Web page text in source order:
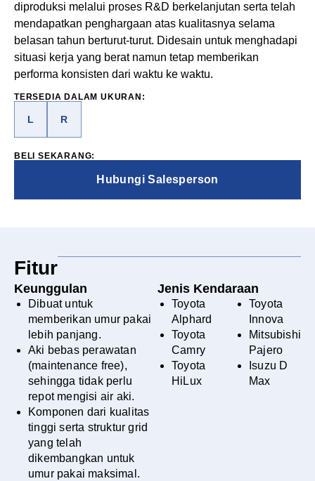
diproduksi melalui proses R&D berkelanjutan serta telah
mendapatkan penghargaan atas kualitasnya selama
belasan tahun berturut-turut. Didesain untuk menghadapi
situasi kerja yang berat namun tetap memberikan
performa konsisten dari waktu ke waktu.
TERSEDIA DALAM UKURAN:
L R
BELI SEKARANG:
Hubungi Salesperson
Fitur
Keunggulan
Dibuat untuk
memberikan umur pakai
lebih panjang.
Aki bebas perawatan
(maintenance free),
sehingga tidak perlu
repot mengisi air aki.
Komponen dari kualitas
tinggi serta struktur grid
yang telah
dikembangkan untuk
umur pakai maksimal.
Jenis Kendaraan
Toyota
Alphard
Toyota
Camry
Toyota
HiLux
Toyota
Innova
Mitsubishi
Pajero
Isuzu D
Max